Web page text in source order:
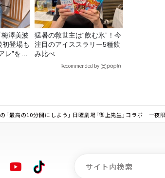
初登場も
”を喰
猛暑の救世主は“飲む氷”！今
注目のアイススラリー5種飲
み比べ
Recommended by
最高の10分間にしよう」 日曜劇場「御上先生」コラボ 一夜